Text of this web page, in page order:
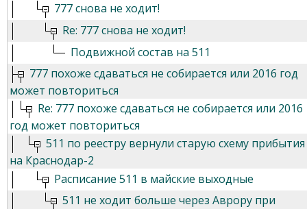
777 снова не ходит!
Re: 777 снова не ходит!
Подвижной состав на 511
777 похоже сдаваться не собирается или 2016 год
может повториться
Re: 777 похоже сдаваться не собирается или 2016
год может повториться
511 по реестру вернули старую схему прибытия
на Краснодар-2
Расписание 511 в майские выходные
511 не ходит больше через Аврору при